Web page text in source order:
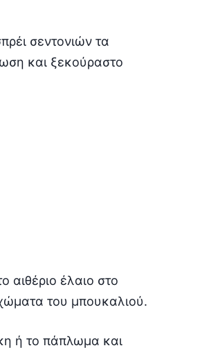
σεντονιών τα
και ξεκούραστο
αιθέριο έλαιο στο
του μπουκαλιού.
ή το πάπλωμα και